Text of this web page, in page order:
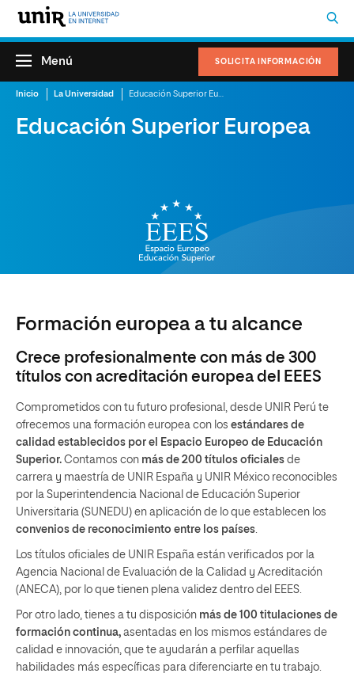
SOLICITA INFORMACIÓN
Menú
Inicio La Universidad
Educación Superior Europea
Formación europea a tu alcance
Crece profesionalmente con más de 300
títulos con acreditación europea del EEES
Comprometidos con tu futuro profesional, desde UNIR Perú te
ofrecemos una formación europea con los estándares de
calidad establecidos por el Espacio Europeo de Educación
Superior. Contamos con más de 200 títulos oficiales de
carrera y maestría de UNIR España y UNIR México reconocibles
por la Superintendencia Nacional de Educación Superior
Universitaria (SUNEDU) en aplicación de lo que establecen los
convenios de reconocimiento entre los países.
Los títulos oficiales de UNIR España están verificados por la
Agencia Nacional de Evaluación de la Calidad y Acreditación
(ANECA), por lo que tienen plena validez dentro del EEES.
Por otro lado, tienes a tu disposición más de 100 titulaciones de
formación continua, asentadas en los mismos estándares de
calidad e innovación, que te ayudarán a perfilar aquellas
habilidades más específicas para diferenciarte en tu trabajo.